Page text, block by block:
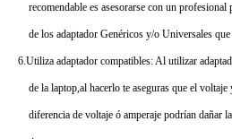
recomendable es asesorarse con un profesional
de los adaptador Genéricos y/o Universales
6.Utiliza adaptador compatibles: Al utilizar
de la laptop,al hacerlo te aseguras que el
diferencia de voltaje ó amperaje podrían dañar